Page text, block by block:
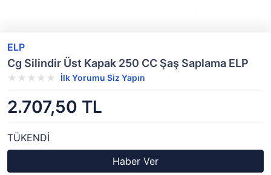
ELP
Cg Silindir Üst Kapak 250 CC Şaş Saplama ELP
İlk Yorumu Siz Yapın
2.707,50 TL
TÜKENDİ
Haber Ver